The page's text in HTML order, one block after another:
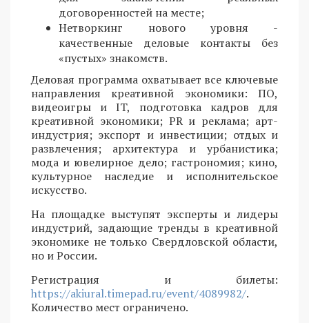
договоренностей на месте;
Нетворкинг нового уровня -
качественные деловые контакты без
«пустых» знакомств.
Деловая программа охватывает все ключевые
направления креативной экономики: ПО,
видеоигры и IT, подготовка кадров для
креативной экономики; PR и реклама; арт-
индустрия; экспорт и инвестиции; отдых и
развлечения; архитектура и урбанистика;
мода и ювелирное дело; гастрономия; кино,
культурное наследие и исполнительское
искусство.
На площадке выступят эксперты и лидеры
индустрий, задающие тренды в креативной
экономике не только Свердловской области,
но и России.
Регистрация и билеты:
https://akiural.timepad.ru/event/4089982/.
Количество мест ограничено.